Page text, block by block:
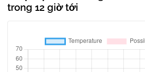
trong 12 giờ tới